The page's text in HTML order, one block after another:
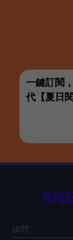
一鍵訂閱
代【夏日
媒體